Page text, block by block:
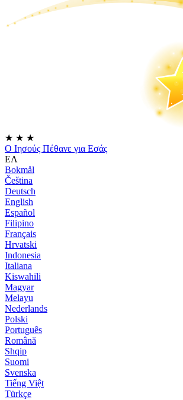
★ ★ ★
Ο Ιησούς Πέθανε για Εσάς
ΕΛ
Bokmål
Čeština
Deutsch
English
Español
Filipino
Français
Hrvatski
Indonesia
Italiana
Kiswahili
Magyar
Melayu
Nederlands
Polski
Português
Română
Shqip
Suomi
Svenska
Tiếng Việt
Türkçe